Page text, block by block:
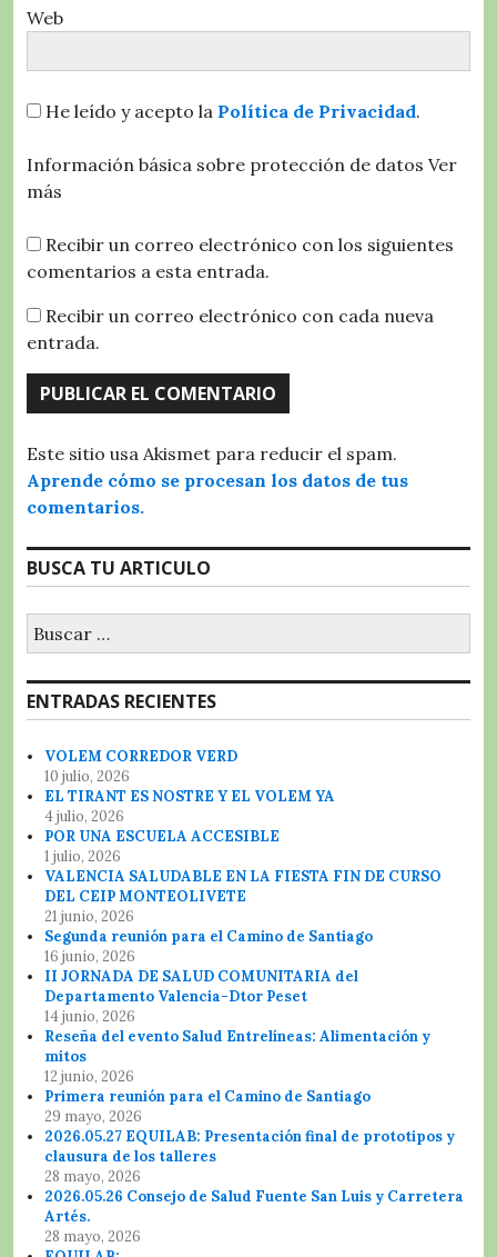
Web
He leído y acepto la Política de Privacidad.
Información básica sobre protección de datos Ver
más
Recibir un correo electrónico con los siguientes
comentarios a esta entrada.
Recibir un correo electrónico con cada nueva
entrada.
Este sitio usa Akismet para reducir el spam.
Aprende cómo se procesan los datos de tus
comentarios.
BUSCA TU ARTICULO
ENTRADAS RECIENTES
VOLEM CORREDOR VERD
10 julio, 2026
EL TIRANT ES NOSTRE Y EL VOLEM YA
4 julio, 2026
POR UNA ESCUELA ACCESIBLE
1 julio, 2026
VALENCIA SALUDABLE EN LA FIESTA FIN DE CURSO
DEL CEIP MONTEOLIVETE
21 junio, 2026
Segunda reunión para el Camino de Santiago
16 junio, 2026
II JORNADA DE SALUD COMUNITARIA del
Departamento Valencia-Dtor Peset
14 junio, 2026
Reseña del evento Salud Entrelíneas: Alimentación y
mitos
12 junio, 2026
Primera reunión para el Camino de Santiago
29 mayo, 2026
2026.05.27 EQUILAB: Presentación final de prototipos y
clausura de los talleres
28 mayo, 2026
2026.05.26 Consejo de Salud Fuente San Luis y Carretera
Artés.
28 mayo, 2026